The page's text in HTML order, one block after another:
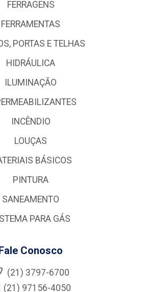
FERRAGENS
FERRAMENTAS
PORTAS E TELHAS
HIDRÁULICA
ILUMINAÇÃO
INCÊNDIO
LOUÇAS
BÁSICOS
PINTURA
SANEAMENTO
PARA GÁS
Conosco
(21) 3797-6700
(21) 97156-4050